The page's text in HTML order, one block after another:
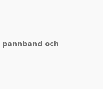
och